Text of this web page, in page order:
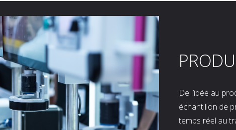
De l’idée au
échantillon de
temps réel au